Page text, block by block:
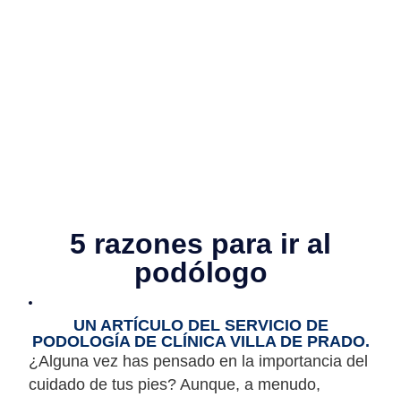
5 razones para ir al
podólogo
UN ARTÍCULO DEL SERVICIO DE
PODOLOGÍADE CLÍNICA VILLA DE PRADO.
¿Alguna vez has pensado en la importancia del
cuidado de tus pies? Aunque, a menudo,